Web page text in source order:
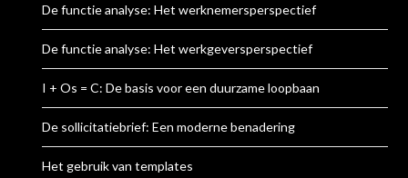
De functie analyse: Het werknemersperspectief
De functie analyse: Het werkgeversperspectief
I + Os = C: De basis voor een duurzame loopbaan
De sollicitatiebrief: Een moderne benadering
Het gebruik van templates